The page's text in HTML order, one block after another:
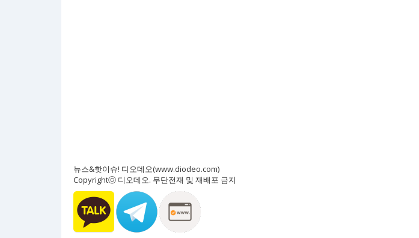
뉴스&핫이슈! 디오데오(www.diodeo.com)
Copyrightⓒ 디오데오. 무단전재 및 재배포 금지